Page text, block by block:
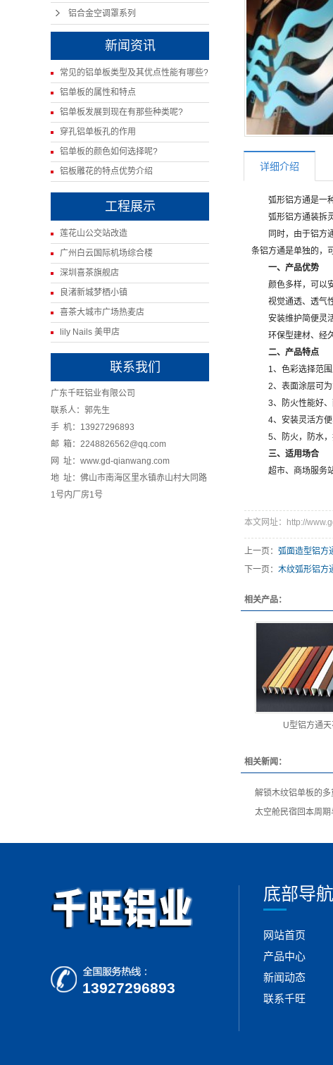
铝合金空调罩系列
新闻资讯
常见的铝单板类型及其优点性能有哪些?
铝单板的属性和特点
铝单板发展到现在有那些种类呢?
穿孔铝单板孔的作用
铝单板的颜色如何选择呢?
铝板雕花的特点优势介绍
工程展示
莲花山公交站改造
广州白云国际机场综合楼
深圳喜茶旗舰店
良渚新城梦栖小镇
喜茶大城市广场热麦店
lily Nails 美甲店
联系我们
广东千旺铝业有限公司
联系人：郭先生
手 机：13927296893
邮 箱：2248826562@qq.com
网 址：www.gd-qianwang.com
地 址：佛山市南海区里水镇赤山村大同路
1号内厂房1号
详细介绍
弧形铝方通是一种
弧形铝方通装拆灵
同时，由于铝方通
条铝方通是单独的，
一、产品优势
颜色多样，可以
视觉通透、透气性
安装维护简便灵活
环保型建材、经久
二、产品特点
1、色彩选择范围
2、表面涂层可为
3、防火性能好、
4、安装灵活方便
5、防火，防水，
三、适用场合
超市、商场服务站
本文网址：http://
上一页： 弧面造型铝方
下一页： 木纹弧形铝方
相关产品：
U型铝方通天
相关新闻：
解锁木纹铝单板的多
太空舱民宿回本周
13927296893
底部导航
网站首页
产品中心
新闻动态
联系千旺